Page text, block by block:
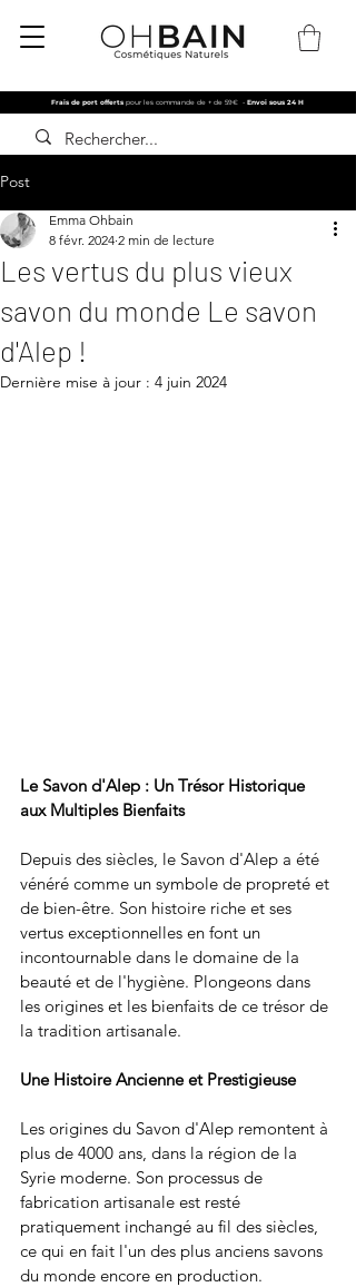
Frais de port offerts pour les commande de + de 59€ - Envoi sous 24 H
Post
Les vertus du plus vieux
savon du monde Le savon
d'Alep !
Emma Ohbain
8 févr. 2024 2 min de lecture
Dernière mise à jour : 4 juin 2024
Le Savon d'Alep : Un Trésor Historique
aux Multiples Bienfaits
Depuis des siècles, le Savon d'Alep a été
vénéré comme un symbole de propreté et
de bien-être. Son histoire riche et ses
vertus exceptionnelles en font un
incontournable dans le domaine de la
beauté et de l'hygiène. Plongeons dans
les origines et les bienfaits de ce trésor de
la tradition artisanale.
Une Histoire Ancienne et Prestigieuse
Les origines du Savon d'Alep remontent à
plus de 4000 ans, dans la région de la
Syrie moderne. Son processus de
fabrication artisanale est resté
pratiquement inchangé au fil des siècles,
ce qui en fait l'un des plus anciens savons
du monde encore en production.